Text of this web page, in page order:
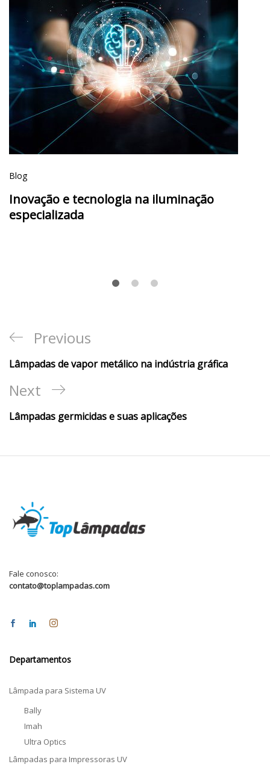
Blog
Inovação e tecnologia na iluminação
especializada
Previous
Lâmpadas de vapor metálico na indústria gráfica
Next
Lâmpadas germicidas e suas aplicações
Fale conosco:
contato@toplampadas.com
Departamentos
Lâmpada para Sistema UV
Bally
Imah
Ultra Optics
Lâmpadas para Impressoras UV